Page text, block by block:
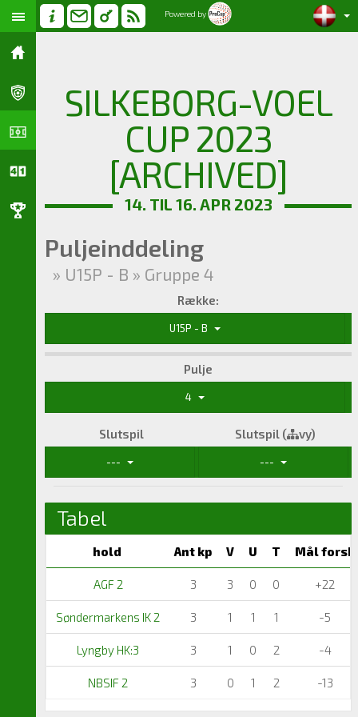
Powered by
SILKEBORG-VOEL
CUP 2023
[ARCHIVED]
14. TIL 16. APR 2023
Puljeinddeling
» U15P - B » Gruppe 4
Række:
U15P - B
Pulje
4
Slutspil Slutspil ( vy)
--- ---
Tabel
hold Ant kp V U T Mål forsk
AGF 2 3 3 0 0 +22
Søndermarkens IK 2 3 1 1 1 -5
Lyngby HK:3 3 1 0 2 -4
NBSIF 2 3 0 1 2 -13